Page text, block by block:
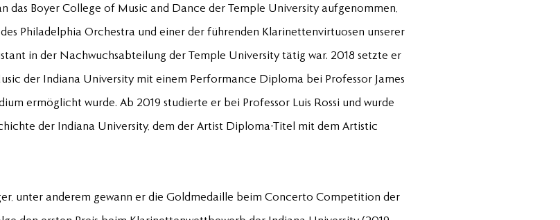
das Boyer College of Music and Dance der Temple University aufgenommen,
Philadelphia Orchestra und einer der führenden Klarinettenvirtuosen unserer
in der Nachwuchsabteilung der Temple University tätig war. 2018 setzte er
der Indiana University mit einem Performance Diploma bei Professor James
ermöglicht wurde. Ab 2019 studierte er bei Professor Luis Rossi und wurde
der Indiana University, dem der Artist Diploma-Titel mit dem Artistic
unter anderem gewann er die Goldmedaille beim Concerto Competition der